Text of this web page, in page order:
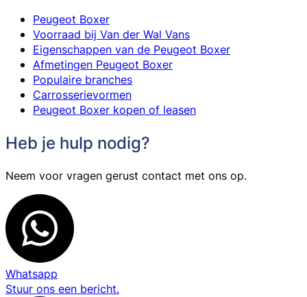
Peugeot Boxer
Voorraad bij Van der Wal Vans
Eigenschappen van de Peugeot Boxer
Afmetingen Peugeot Boxer
Populaire branches
Carrosserievormen
Peugeot Boxer kopen of leasen
Heb je hulp nodig?
Neem voor vragen gerust contact met ons op.
Whatsapp
Stuur ons een bericht.